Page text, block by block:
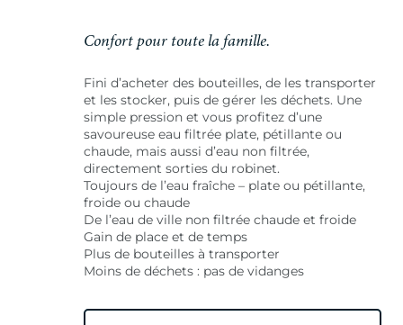
Confort pour toute la famille.
Fini d’acheter des bouteilles, de les transporter
et les stocker, puis de gérer les déchets. Une
simple pression et vous profitez d’une
savoureuse eau filtrée plate, pétillante ou
chaude, mais aussi d’eau non filtrée,
directement sorties du robinet.
Toujours de l’eau fraîche – plate ou pétillante,
froide ou chaude
De l’eau de ville non filtrée chaude et froide
Gain de place et de temps
Plus de bouteilles à transporter
Moins de déchets : pas de vidanges